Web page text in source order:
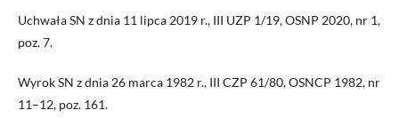
Uchwała SN z dnia 11 lipca 2019 r., III UZP 1/19, OSNP 2020, nr 1,
poz. 7.
Wyrok SN z dnia 26 marca 1982 r., III CZP 61/80, OSNCP 1982, nr
11–12, poz. 161.